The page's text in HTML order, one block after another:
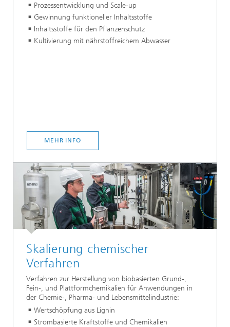
Prozessentwicklung und Scale-up
Gewinnung funktioneller Inhaltsstoffe
Inhaltsstoffe für den Pflanzenschutz
Kultivierung mit nährstoffreichem Abwasser
MEHR INFO
Skalierung chemischer
Verfahren
Verfahren zur Herstellung von biobasierten Grund-,
Fein-, und Plattformchemikalien für Anwendungen in
der Chemie-, Pharma- und Lebensmittelindustrie:
Wertschöpfung aus Lignin
Strombasierte Kraftstoffe und Chemikalien